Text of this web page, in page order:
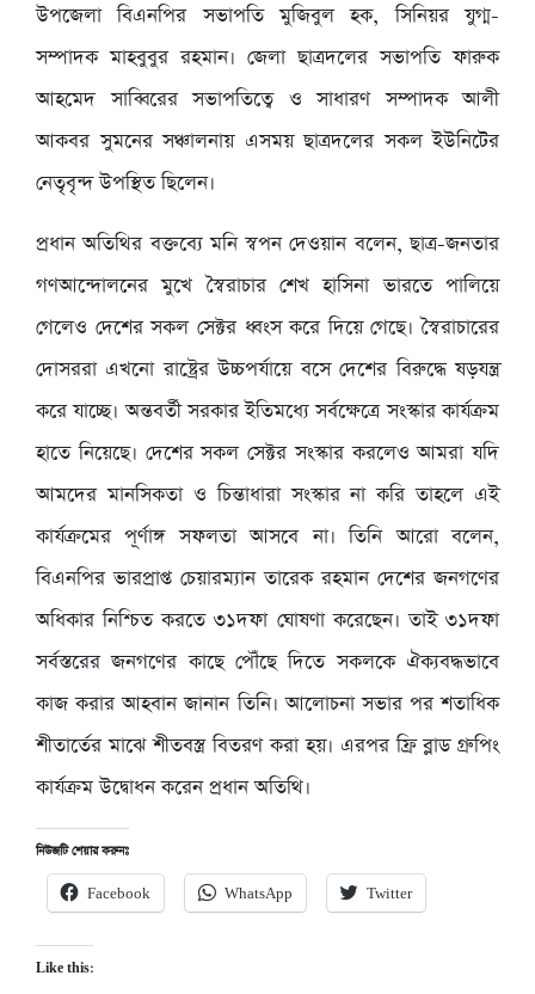
উপজেলা বিএনপির সভাপতি মুজিবুল হক, সিনিয়র যুগ্ম-
সম্পাদক মাহবুবুর রহমান। জেলা ছাত্রদলের সভাপতি ফারুক
আহমেদ সাব্বিরের সভাপতিত্বে ও সাধারণ সম্পাদক আলী
আকবর সুমনের সঞ্চালনায় এসময় ছাত্রদলের সকল ইউনিটের
নেতৃবৃন্দ উপস্থিত ছিলেন।
প্রধান অতিথির বক্তব্যে মনি স্বপন দেওয়ান বলেন, ছাত্র-জনতার
গণআন্দোলনের মুখে স্বৈরাচার শেখ হাসিনা ভারতে পালিয়ে
গেলেও দেশের সকল সেক্টর ধ্বংস করে দিয়ে গেছে। স্বৈরাচারের
দোসররা এখনো রাষ্ট্রের উচ্চপর্যায়ে বসে দেশের বিরুদ্ধে ষড়যন্ত্র
করে যাচ্ছে। অন্তবর্তী সরকার ইতিমধ্যে সর্বক্ষেত্রে সংস্কার কার্যক্রম
হাতে নিয়েছে। দেশের সকল সেক্টর সংস্কার করলেও আমরা যদি
আমদের মানসিকতা ও চিন্তাধারা সংস্কার না করি তাহলে এই
কার্যক্রমের পূর্ণাঙ্গ সফলতা আসবে না। তিনি আরো বলেন,
বিএনপির ভারপ্রাপ্ত চেয়ারম্যান তারেক রহমান দেশের জনগণের
অধিকার নিশ্চিত করতে ৩১দফা ঘোষণা করেছেন। তাই ৩১দফা
সর্বস্তরের জনগণের কাছে পৌঁছে দিতে সকলকে ঐক্যবদ্ধভাবে
কাজ করার আহবান জানান তিনি। আলোচনা সভার পর শতাধিক
শীতার্তের মাঝে শীতবস্ত্র বিতরণ করা হয়। এরপর ফ্রি ব্লাড গ্রুপিং
কার্যক্রম উদ্বোধন করেন প্রধান অতিথি।
নিউজটি শেয়ার করুনঃ
Facebook WhatsApp Twitter
Like this: